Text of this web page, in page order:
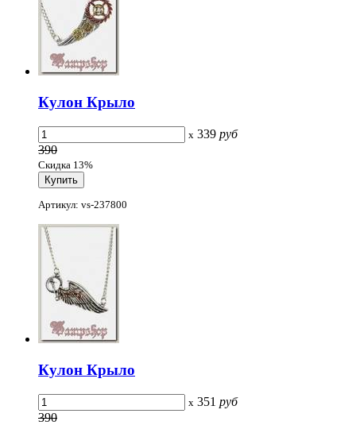
Кулон Крыло
x 339 руб
390
Скидка 13%
Артикул: vs-237800
Кулон Крыло
x 351 руб
390